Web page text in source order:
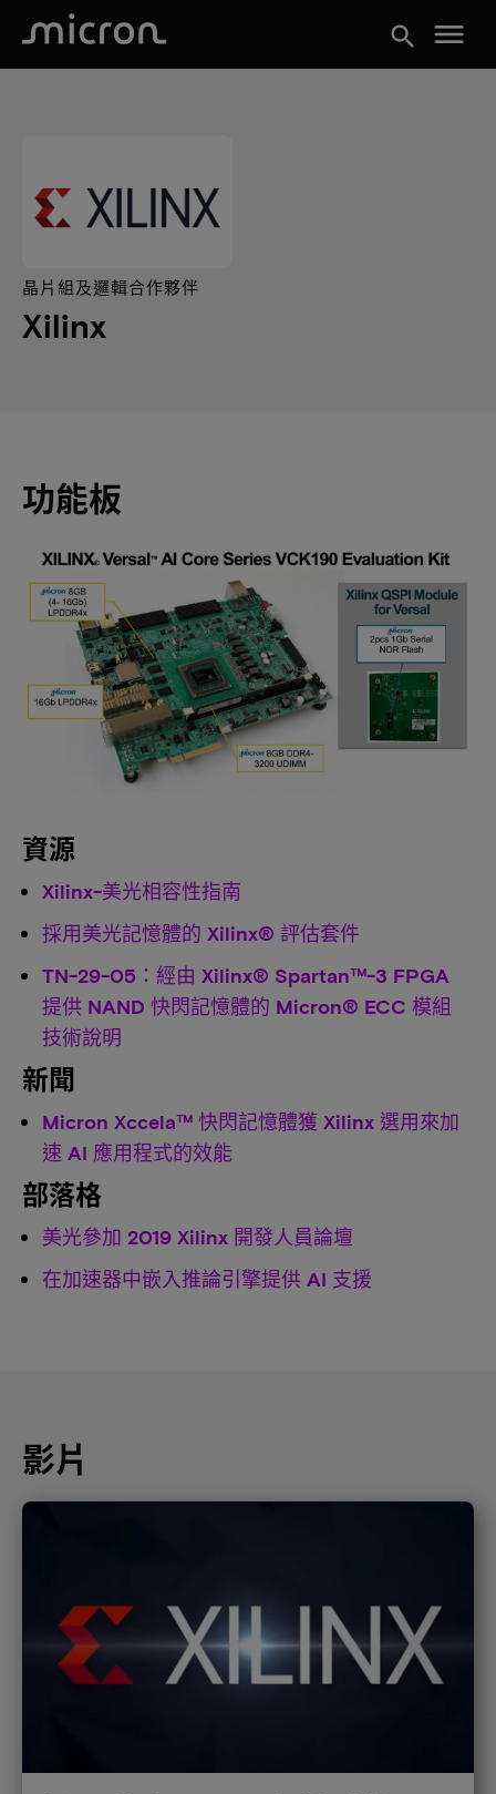
search menu
晶片組及邏輯合作夥伴
Xilinx
功能板
資源
Xilinx-美光相容性指南
採用美光記憶體的 Xilinx® 評估套件
TN-29-05：經由 Xilinx® Spartan™-3 FPGA
提供 NAND 快閃記憶體的 Micron® ECC 模組
技術說明
新聞
Micron Xccela™ 快閃記憶體獲 Xilinx 選用來加
速 AI 應用程式的效能
部落格
美光參加 2019 Xilinx 開發人員論壇
在加速器中嵌入推論引擎提供 AI 支援
影片